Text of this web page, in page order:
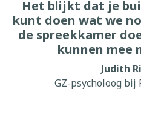
Het blijkt dat je
kunt doen wat we
de spreekkamer
kunnen mee
Judith
GZ-psycholoog bij